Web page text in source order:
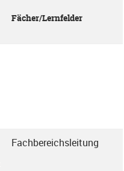
Fächer/Lernfelder
Fachbereichsleitung